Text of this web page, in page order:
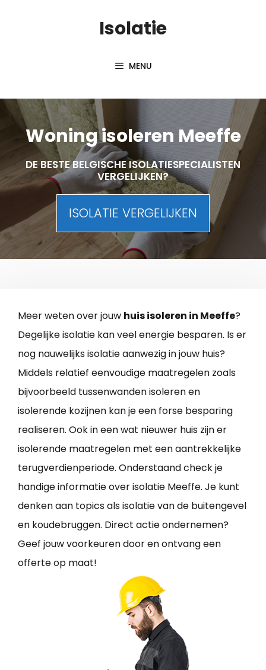
Isolatie
MENU
Woning isoleren Meeffe
DE BESTE BELGISCHE ISOLATIESPECIALISTEN
VERGELIJKEN?
ISOLATIE VERGELIJKEN
Meer weten over jouw huis isoleren in Meeffe?
Degelijke isolatie kan veel energie besparen. Is er
nog nauwelijks isolatie aanwezig in jouw huis?
Middels relatief eenvoudige maatregelen zoals
bijvoorbeeld tussenwanden isoleren en
isolerende kozijnen kan je een forse besparing
realiseren. Ook in een wat nieuwer huis zijn er
isolerende maatregelen met een aantrekkelijke
terugverdienperiode. Onderstaand check je
handige informatie over isolatie Meeffe. Je kunt
denken aan topics als isolatie van de buitengevel
en koudebruggen. Direct actie ondernemen?
Geef jouw voorkeuren door en ontvang een
offerte op maat!